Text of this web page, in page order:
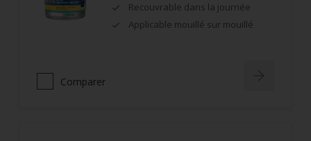
Recouvrable dans la journée
Applicable mouillé sur mouillé
Comparer